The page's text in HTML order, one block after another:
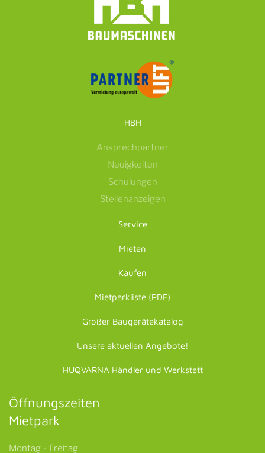
HBH
Ansprechpartner
Neuigkeiten
Schulungen
Stellenanzeigen
Service
Mieten
Kaufen
Mietparkliste (PDF)
Großer Baugerätekatalog
Unsere aktuellen Angebote!
HUQVARNA Händler und Werkstatt
Öffnungszeiten
Mietpark
Montag - Freitag